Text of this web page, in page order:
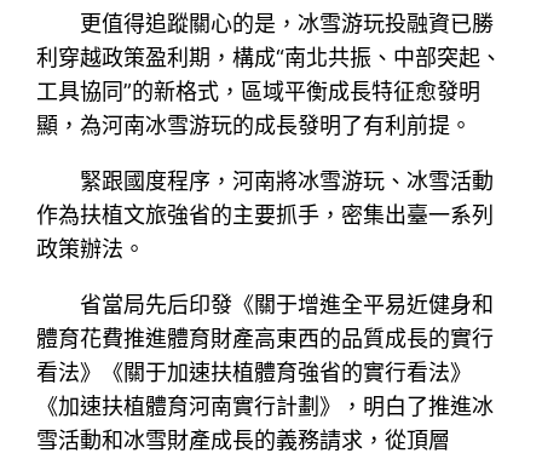
更值得追蹤關心的是，冰雪游玩投融資已勝
利穿越政策盈利期，構成“南北共振、中部突起、
工具協同”的新格式，區域平衡成長特征愈發明
顯，為河南冰雪游玩的成長發明了有利前提。
緊跟國度程序，河南將冰雪游玩、冰雪活動
作為扶植文旅強省的主要抓手，密集出臺一系列
政策辦法。
省當局先后印發《關于增進全平易近健身和
體育花費推進體育財產高東西的品質成長的實行
看法》《關于加速扶植體育強省的實行看法》
《加速扶植體育河南實行計劃》，明白了推進冰
雪活動和冰雪財產成長的義務請求，從頂層